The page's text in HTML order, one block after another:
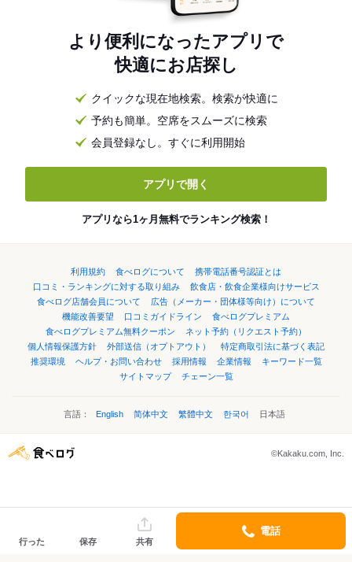
より便利になったアプリで
快適にお店探し
クイックな現在地検索。検索が快適に
予約も簡単。空席をスムーズに検索
会員登録なし。すぐに利用開始
アプリで開く
アプリなら1ヶ月無料でランキング検索！
利用規約 食べログについて
携帯電話番号認証とは
口コミ・ランキングに対する取り組み
飲食店・飲食企業様向けサービス
食べログ店舗会員について
広告（メーカー・団体様等向け）について
機能改善要望
口コミガイドライン
食べログプレミアム
食べログプレミアム無料クーポン
ネット予約（リクエスト予約）
個人情報保護方針
外部送信（オプトアウト）
特定商取引法に基づく表記
推奨環境
ヘルプ・お問い合わせ 採用情報 企業情報
キーワード一覧
サイトマップ
チェーン一覧
言語： English 简体中文 繁體中文 한국어 日本語
©Kakaku.com, Inc.
行った 保存 共有
電話